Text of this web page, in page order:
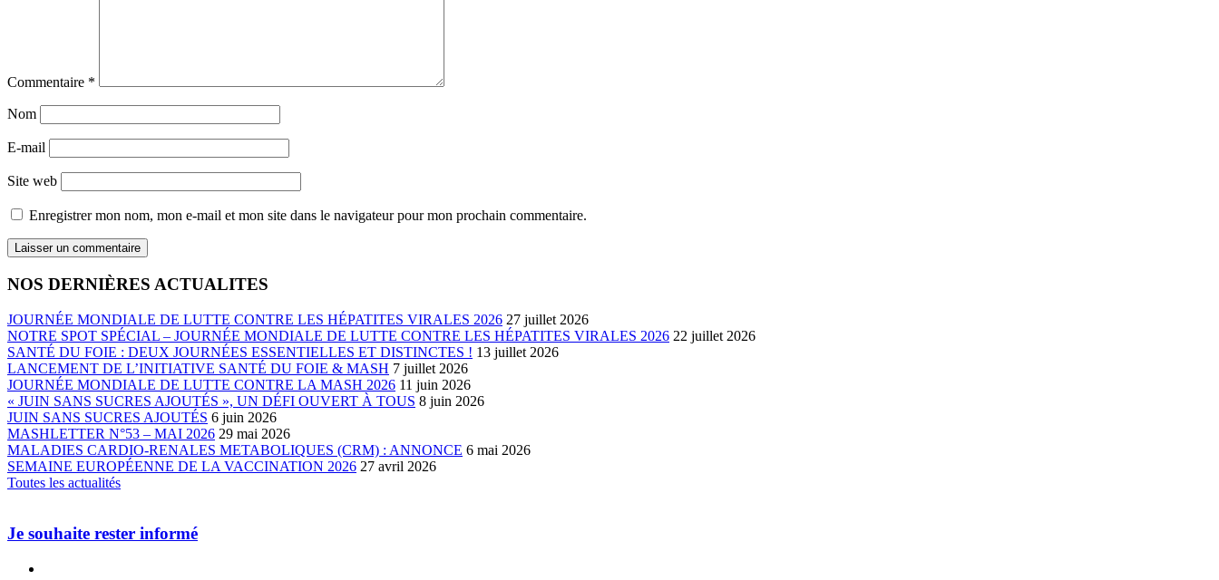
Commentaire *
Nom
E-mail
Site web
Enregistrer mon nom, mon e-mail et mon site dans le navigateur pour mon prochain commentaire.
NOS DERNIÈRES ACTUALITES
JOURNÉE MONDIALE DE LUTTE CONTRE LES HÉPATITES VIRALES 2026 27 juillet 2026
NOTRE SPOT SPÉCIAL – JOURNÉE MONDIALE DE LUTTE CONTRE LES HÉPATITES VIRALES 2026 22 juillet 2026
SANTÉ DU FOIE : DEUX JOURNÉES ESSENTIELLES ET DISTINCTES ! 13 juillet 2026
LANCEMENT DE L’INITIATIVE SANTÉ DU FOIE & MASH 7 juillet 2026
JOURNÉE MONDIALE DE LUTTE CONTRE LA MASH 2026 11 juin 2026
« JUIN SANS SUCRES AJOUTÉS », UN DÉFI OUVERT À TOUS 8 juin 2026
JUIN SANS SUCRES AJOUTÉS 6 juin 2026
MASHLETTER N°53 – MAI 2026 29 mai 2026
MALADIES CARDIO-RENALES METABOLIQUES (CRM) : ANNONCE 6 mai 2026
SEMAINE EUROPÉENNE DE LA VACCINATION 2026 27 avril 2026
Toutes les actualités
Je souhaite rester informé